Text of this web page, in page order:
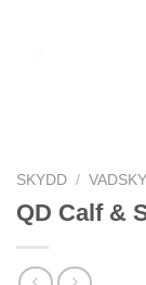
SKYDD /
QD Calf &